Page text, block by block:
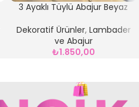
3 Ayaklı Tüylü Abajur Beyaz
Dekoratif Ürünler, Lambader
ve Abajur
₺1.850,00